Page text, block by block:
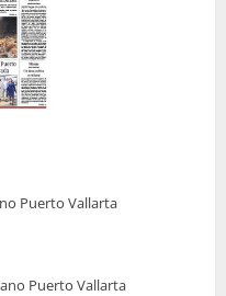
Puerto Vallarta
Puerto Vallarta